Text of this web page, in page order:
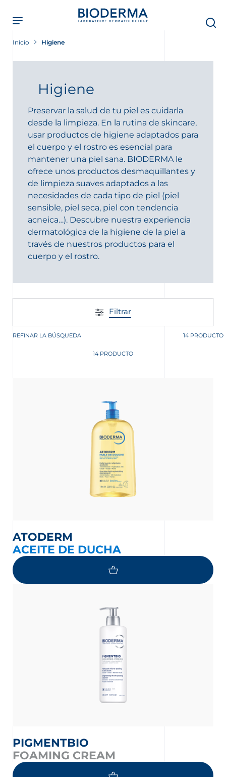
main
content
Inicio Higiene
Higiene
Preservar la salud de tu piel es cuidarla
desde la limpieza. En la rutina de skincare,
usar productos de higiene adaptados para
el cuerpo y el rostro es esencial para
mantener una piel sana. BIODERMA le
ofrece unos productos desmaquillantes y
de limpieza suaves adaptados a las
necesidades de cada tipo de piel (piel
sensible, piel seca, piel con tendencia
acneica…). Descubre nuestra experiencia
dermatológica de la higiene de la piel a
través de nuestros productos para el
cuerpo y el rostro.
Filtrar
REFINAR LA BÚSQUEDA 14 PRODUCTO
14 PRODUCTO
ATODERM
ACEITE DE DUCHA
PIGMENTBIO
FOAMING CREAM